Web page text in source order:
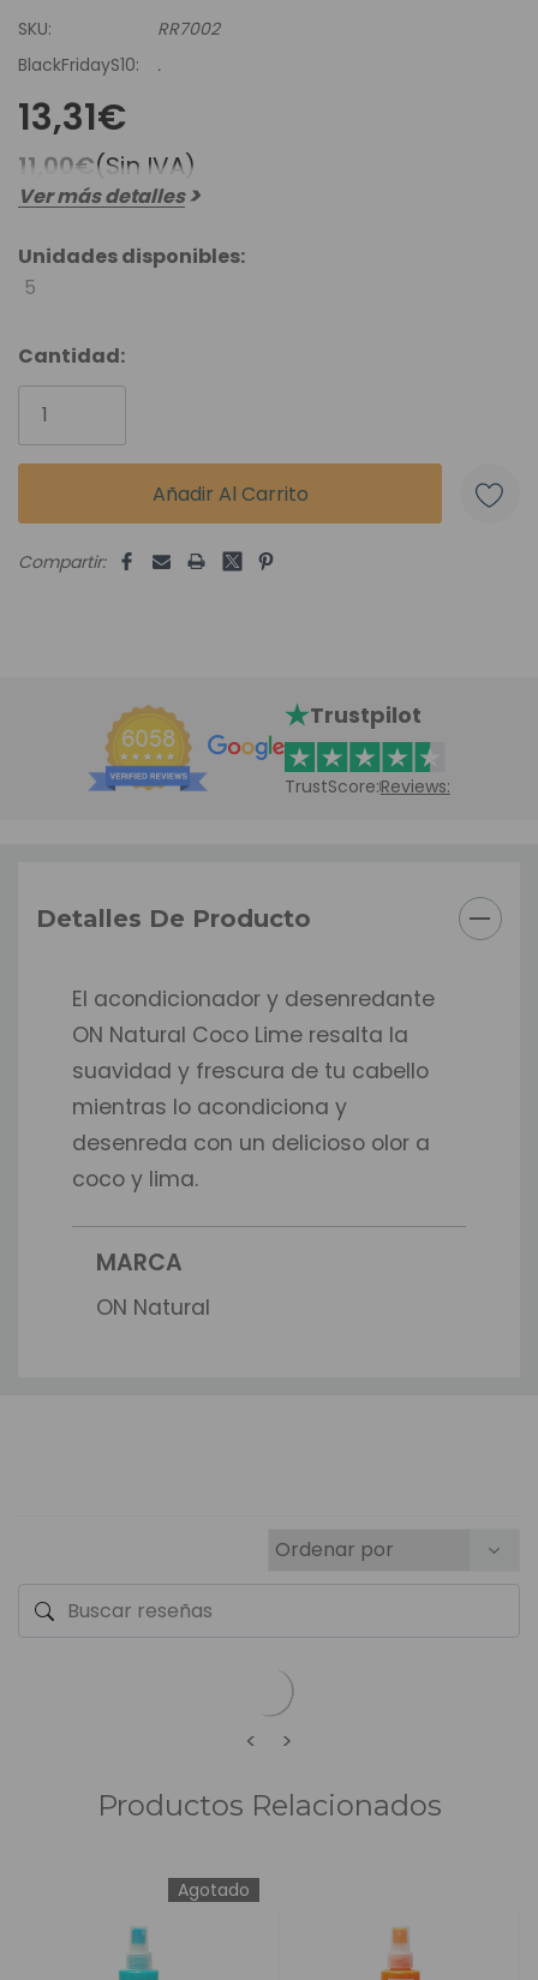
SKU:
RR7002
BlackFridayS10:
.
13,31€
11,00€(Sin IVA)
Ver más detalles
Unidades disponibles:
5
Cantidad:
Compartir:
Trustpilot
TrustScore:Reviews:
Detalles De Producto
El acondicionador y desenredante
ON Natural Coco Lime resalta la
suavidad y frescura de tu cabello
mientras lo acondiciona y
desenreda con un delicioso olor a
coco y lima.
MARCA
ON Natural
< >
Productos Relacionados
Agotado